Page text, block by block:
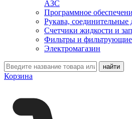
АЗС
Программное
Рукава,
Счетчики жидкости и
Фильтры и
Электромагазин
Корзина